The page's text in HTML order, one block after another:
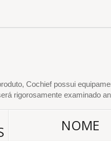
Cochief possui
rigorosamente examinado
NOME